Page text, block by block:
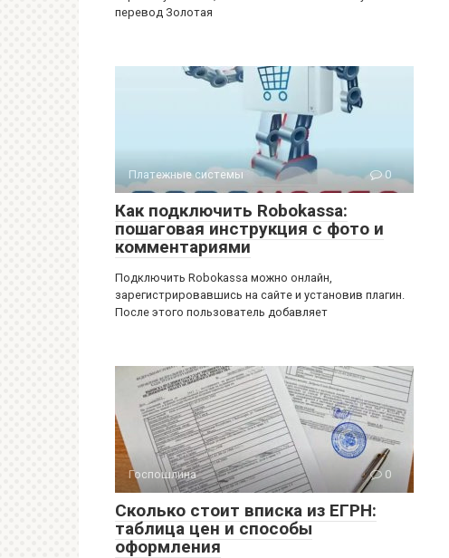
перевод Золотая
Платежные системы 0
Как подключить Robokassa:
пошаговая инструкция с фото и
комментариями
Подключить Robokassa можно онлайн,
зарегистрировавшись на сайте и установив плагин.
После этого пользователь добавляет
Госпошлина 0
Сколько стоит вписка из ЕГРН:
таблица цен и способы
оформления